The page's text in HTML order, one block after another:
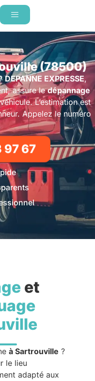
(78500)
DEPANNE EXPRESSE,
assure ledépannage
L’estimation est
Appelez le numéro
97 67
et
à Sartrouville ?
le lieu
adapté aux